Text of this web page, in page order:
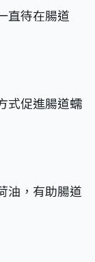
直待在腸道
式促進腸道蠕
油，有助腸道